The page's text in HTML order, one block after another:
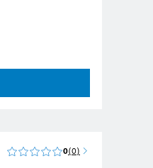
0 0